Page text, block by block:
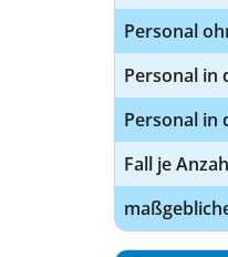
Personal
Personal in
Personal in
Fall je